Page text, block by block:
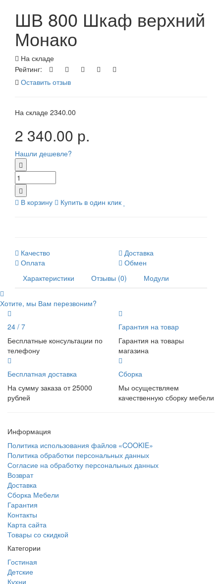
ШВ 800 Шкаф верхний
Монако
На складе
Рейтинг:
Оставить отзыв
На складе 2340.00
2 340.00 р.
Нашли дешевле?
В корзину Купить в один клик
Качество
Доставка
Оплата
Обмен
Характеристики
Отзывы (0) Модули
Хотите, мы Вам перезвоним?
24 / 7
Бесплатные консультации по
телефону
Гарантия на товар
Гарантия на товары
магазина
Бесплатная доставка
На сумму заказа от 25000
рублей
Сборка
Мы осуществляем
качественную сборку мебели
Информация
Политика использования файлов «COOKIE»
Политика обработки персональных данных
Согласие на обработку персональных данных
Возврат
Доставка
Сборка Мебели
Гарантия
Контакты
Карта сайта
Товары со скидкой
Категории
Гостиная
Детские
Кухни